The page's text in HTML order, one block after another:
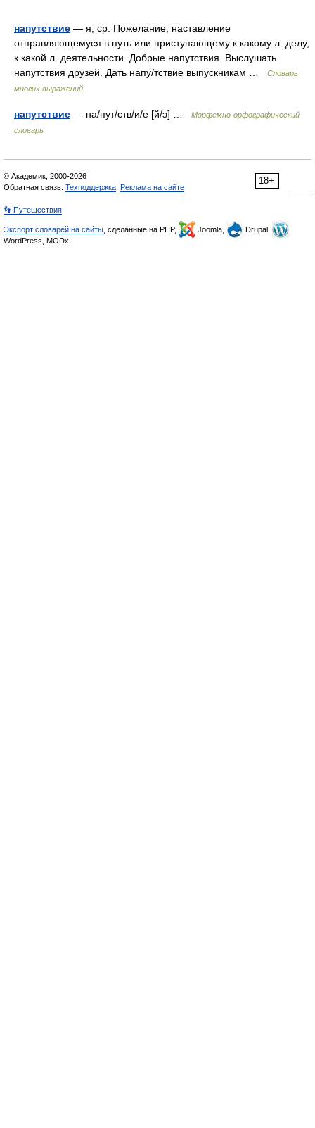
напутствие — я; ср. Пожелание, наставление
отправляющемуся в путь или приступающему к какому л. делу,
к какой л. деятельности. Добрые напутствия. Выслушать
напутствия друзей. Дать напу/тствие выпускникам …
Словарь
многих выражений
напутствие — на/пут/ств/и/е [й/э] …
Морфемно-орфографический
словарь
18+
© Академик, 2000-2026
Обратная связь: Техподдержка Реклама на сайте
👣 Путешествия
Экспорт словарей на сайты , сделанные на PHP, Joomla,
Drupal,
WordPress, MODx.